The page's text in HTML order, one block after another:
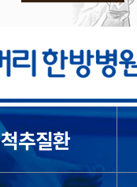
척추질환